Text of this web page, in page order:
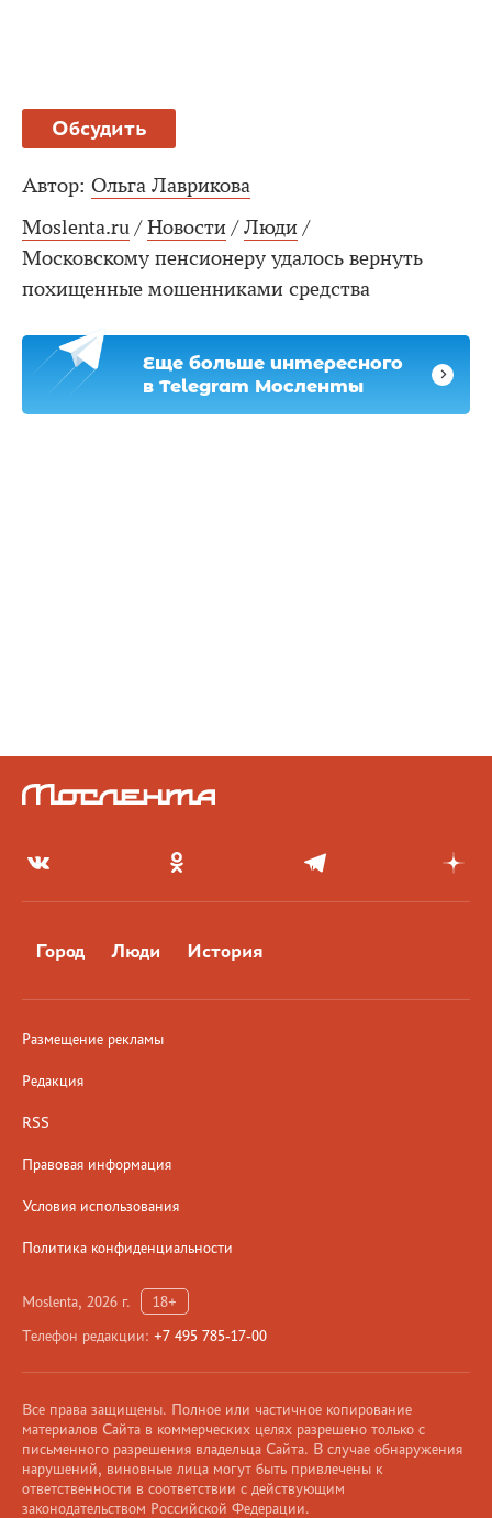
Обсудить
Автор: Ольга Лаврикова
Moslenta.ru / Новости / Люди /
Московскому пенсионеру удалось вернуть
похищенные мошенниками средства
Еще больше интересного
в Telegram Мосленты
Город Люди История
Размещение рекламы
Редакция
RSS
Правовая информация
Условия использования
Политика конфиденциальности
Moslenta, 2026 г.
18+
Телефон редакции: +7 495 785-17-00
Все права защищены. Полное или частичное копирование
материалов Сайта в коммерческих целях разрешено только с
письменного разрешения владельца Сайта. В случае обнаружения
нарушений, виновные лица могут быть привлечены к
ответственности в соответствии с действующим
законодательством Российской Федерации.